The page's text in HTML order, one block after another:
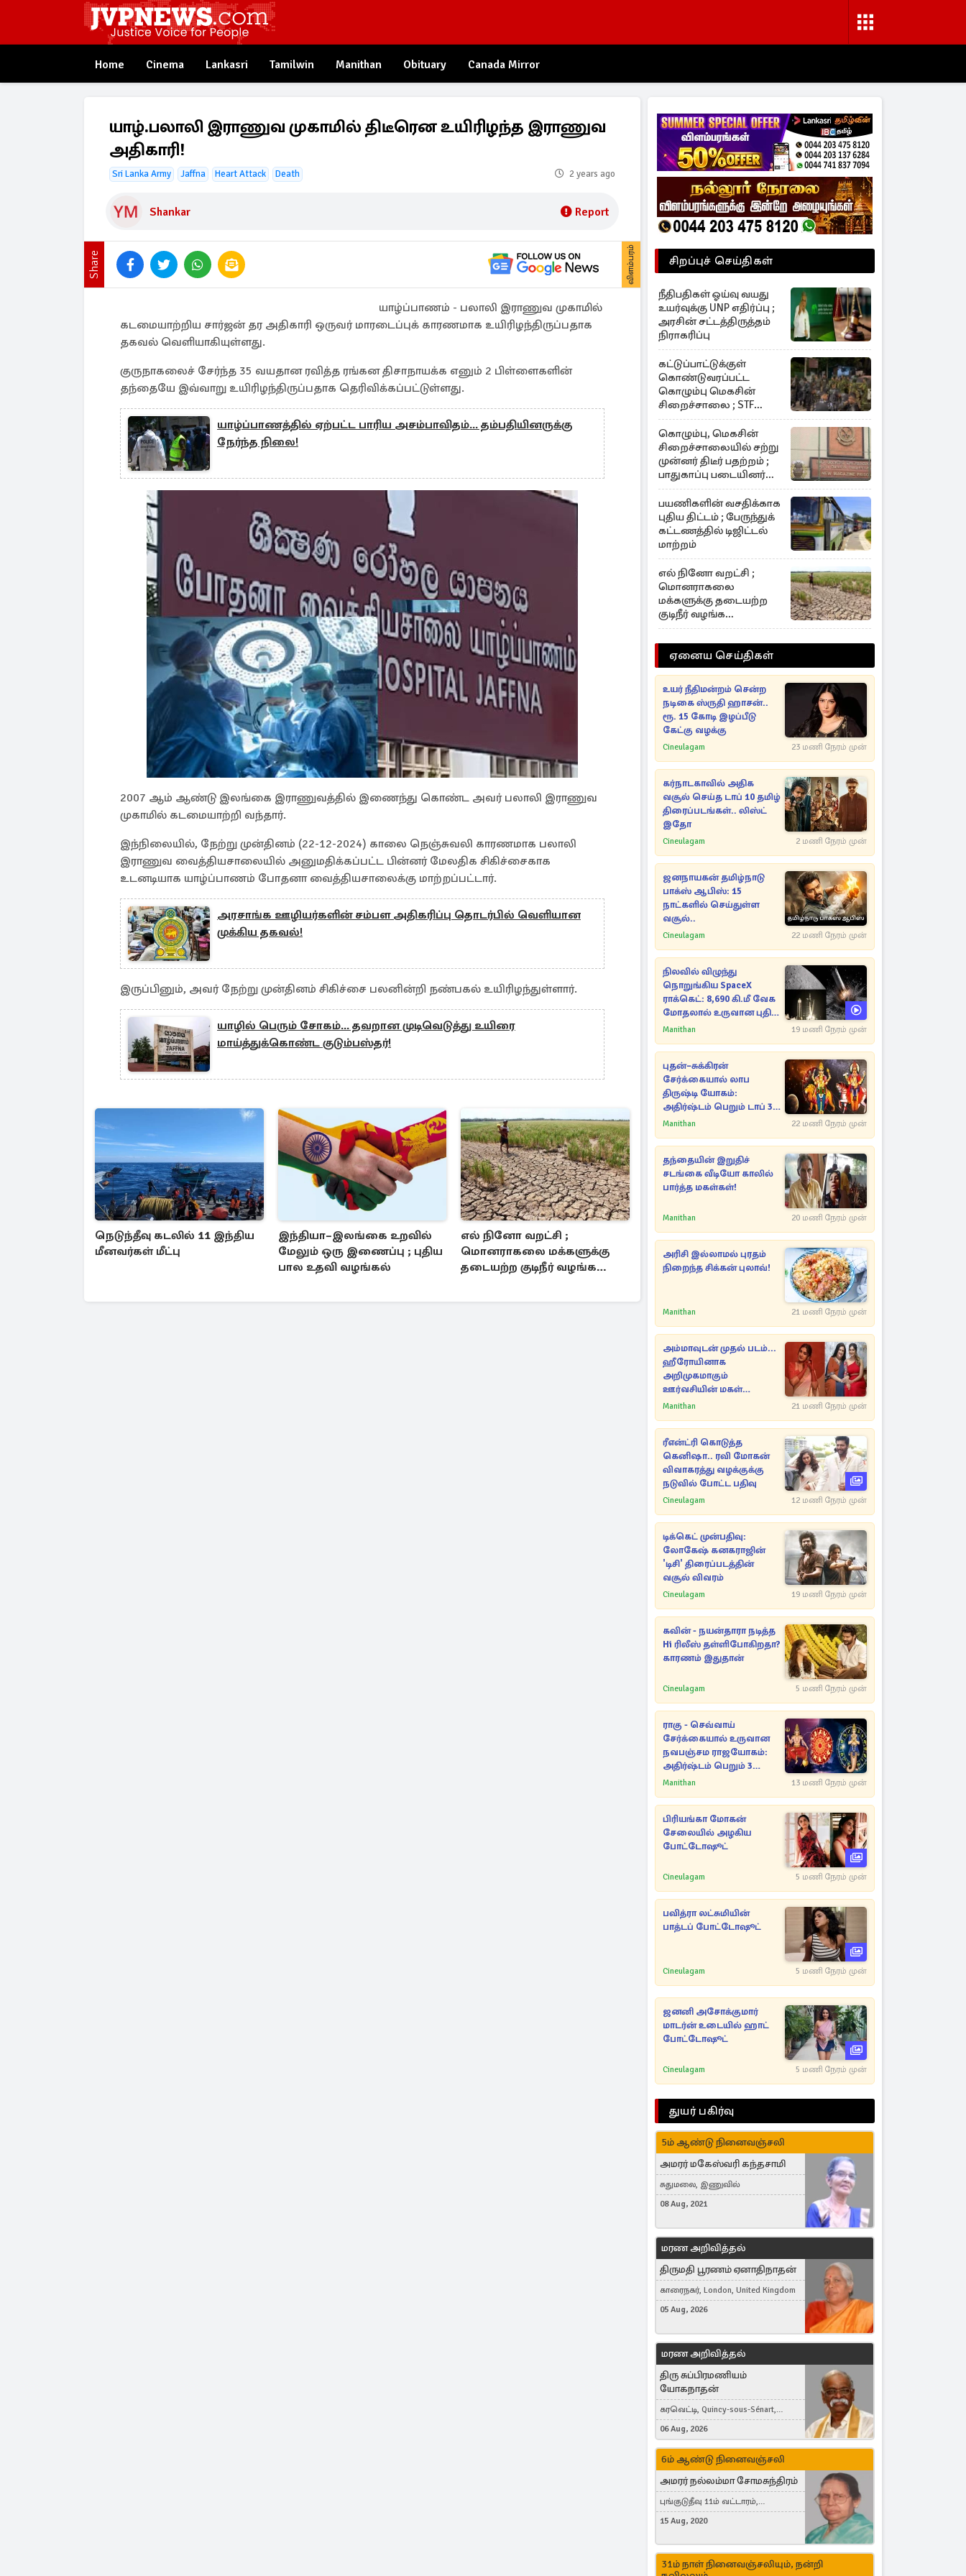
Home Cinema Lankasri Tamilwin Manithan Obituary Canada Mirror
யாழ்.பலாலி இராணுவ முகாமில் திடீரென உயிரிழந்த இராணுவ
அதிகாரி!
Sri Lanka Army Jaffna Heart Attack Death 2 years ago
Shankar Report
Share விளம்பரம்
யாழ்ப்பாணம் - பலாலி இராணுவ முகாமில்
கடமையாற்றிய சார்ஜன் தர அதிகாரி ஒருவர் மாரடைப்புக் காரணமாக உயிரிழந்திருப்பதாக
தகவல் வெளியாகியுள்ளது.
குருநாகலைச் சேர்ந்த 35 வயதான ரவித்த ரங்கன திசாநாயக்க எனும் 2 பிள்ளைகளின்
தந்தையே இவ்வாறு உயிரிழந்திருப்பதாக தெரிவிக்கப்பட்டுள்ளது.
யாழ்ப்பாணத்தில் ஏற்பட்ட பாரிய அசம்பாவிதம்... தம்பதியினருக்கு
நேர்ந்த நிலை!
2007 ஆம் ஆண்டு இலங்கை இராணுவத்தில் இணைந்து கொண்ட அவர் பலாலி இராணுவ
முகாமில் கடமையாற்றி வந்தார்.
இந்நிலையில், நேற்று முன்தினம் (22-12-2024) காலை நெஞ்சுவலி காரணமாக பலாலி
இராணுவ வைத்தியசாலையில் அனுமதிக்கப்பட்ட பின்னர் மேலதிக சிகிச்சைகாக
உடனடியாக யாழ்ப்பாணம் போதனா வைத்தியசாலைக்கு மாற்றப்பட்டார்.
அரசாங்க ஊழியர்களின் சம்பள அதிகரிப்பு தொடர்பில் வெளியான
முக்கிய தகவல்!
இருப்பினும், அவர் நேற்று முன்தினம் சிகிச்சை பலனின்றி நண்பகல் உயிரிழந்துள்ளார்.
யாழில் பெரும் சோகம்... தவறான முடிவெடுத்து உயிரை
மாய்த்துக்கொண்ட குடும்பஸ்தர்!
நெடுந்தீவு கடலில் 11 இந்திய
மீனவர்கள் மீட்பு
இந்தியா–இலங்கை உறவில்
மேலும் ஒரு இணைப்பு ; புதிய
பால உதவி வழங்கல்
எல் நினோ வறட்சி ;
மொனராகலை மக்களுக்கு
தடையற்ற குடிநீர் வழங்க
சிறப்புச் செய்திகள்
நீதிபதிகள் ஓய்வு வயது
உயர்வுக்கு UNP எதிர்ப்பு ;
அரசின் சட்டத்திருத்தம்
நிராகரிப்பு
கட்டுப்பாட்டுக்குள்
கொண்டுவரப்பட்ட
கொழும்பு மெகசின்
சிறைச்சாலை ; STF
களத்தில்
கொழும்பு, மெகசின்
சிறைச்சாலையில் சற்று
முன்னர் திடீர் பதற்றம் ;
பாதுகாப்பு படையினர்
களத்தில்
பயணிகளின் வசதிக்காக
புதிய திட்டம் ; பேருந்துக்
கட்டணத்தில் டிஜிட்டல்
மாற்றம்
எல் நினோ வறட்சி ;
மொனராகலை
மக்களுக்கு தடையற்ற
குடிநீர் வழங்க
நடவடிக்கை
ஏனைய செய்திகள்
உயர் நீதிமன்றம் சென்ற
நடிகை ஸ்ருதி ஹாசன்..
ரூ. 15 கோடி இழப்பீடு
கேட்கு வழக்கு
Cineulagam 23 மணி நேரம் முன்
கர்நாடகாவில் அதிக
வசூல் செய்த டாப் 10 தமிழ்
திரைப்படங்கள்.. லிஸ்ட்
இதோ
Cineulagam 2 மணி நேரம் முன்
ஜனநாயகன் தமிழ்நாடு
பாக்ஸ் ஆபிஸ்: 15
நாட்களில் செய்துள்ள
வசூல்..
Cineulagam 22 மணி நேரம் முன்
நிலவில் விழுந்து
நொறுங்கிய SpaceX
ராக்கெட்: 8,690 கி.மீ வேக
மோதலால் உருவான புதிய
பள்ளம்!
Manithan 19 மணி நேரம் முன்
புதன்–சுக்கிரன்
சேர்க்கையால் லாப
திருஷ்டி யோகம்:
அதிர்ஷ்டம் பெறும் டாப் 3
ராசிகள்!
Manithan 22 மணி நேரம் முன்
தந்தையின் இறுதிச்
சடங்கை வீடியோ காலில்
பார்த்த மகள்கள்!
Manithan 20 மணி நேரம் முன்
அரிசி இல்லாமல் புரதம்
நிறைந்த சிக்கன் புலாவ்!
Manithan 21 மணி நேரம் முன்
அம்மாவுடன் முதல் படம்...
ஹீரோயினாக
அறிமுகமாகும்
ஊர்வசியின் மகள்
தேஜலட்சுமி!
Manithan 21 மணி நேரம் முன்
ரீஎன்ட்ரி கொடுத்த
கெனிஷா.. ரவி மோகன்
விவாகரத்து வழக்குக்கு
நடுவில் போட்ட பதிவு
Cineulagam 12 மணி நேரம் முன்
டிக்கெட் முன்பதிவு:
லோகேஷ் கனகராஜின்
'டிசி' திரைப்படத்தின்
வசூல் விவரம்
Cineulagam 19 மணி நேரம் முன்
கவின் - நயன்தாரா நடித்த
Hi ரிலீஸ் தள்ளிபோகிறதா?
காரணம் இதுதான்
Cineulagam 5 மணி நேரம் முன்
ராகு - செவ்வாய்
சேர்க்கையால் உருவான
நவபஞ்சம ராஜயோகம்:
அதிர்ஷ்டம் பெறும் 3
ராசிகள்!
Manithan 13 மணி நேரம் முன்
பிரியங்கா மோகன்
சேலையில் அழகிய
போட்டோஷூட்
Cineulagam 5 மணி நேரம் முன்
பவித்ரா லட்சுமியின்
பாத்டப் போட்டோஷூட்
Cineulagam 5 மணி நேரம் முன்
ஜனனி அசோக்குமார்
மாடர்ன் உடையில் ஹாட்
போட்டோஷூட்
Cineulagam 5 மணி நேரம் முன்
துயர் பகிர்வு
5ம் ஆண்டு நினைவஞ்சலி
அமரர் மகேஸ்வரி கந்தசாமி
சுதுமலை, இணுவில்
08 Aug, 2021
மரண அறிவித்தல்
திருமதி பூரணம் ஏனாதிநாதன்
காரைநகர், London, United Kingdom
05 Aug, 2026
மரண அறிவித்தல்
திரு சுப்பிரமணியம்
யோகநாதன்
கரவெட்டி, Quincy-sous-Sénart,
France
06 Aug, 2026
6ம் ஆண்டு நினைவஞ்சலி
அமரர் நல்லம்மா சோமசுந்திரம்
புங்குடுதீவு 11ம் வட்டாரம்,
கொட்டாஞ்சேனை
15 Aug, 2020
31ம் நாள் நினைவஞ்சலியும், நன்றி